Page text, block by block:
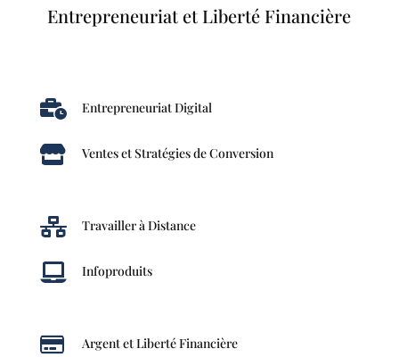
Entrepreneuriat et Liberté Financière
 Entrepreneuriat Digital
 Ventes et Stratégies de Conversion
 Travailler à Distance
 Infoproduits
 Argent et Liberté Financière